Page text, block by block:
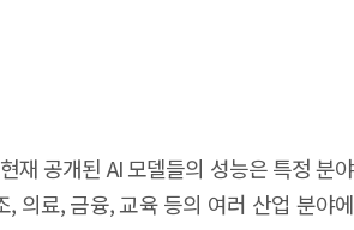
faced by SW companies in
limited access to local networks.
with the specific needs of the
should expand its
and achieve sustainable growth
제품 시연, 협업 등을 통해 생산성 향상
레퍼런스 확보를 통해 생태계를 구
시화되고 있다. 중장기적으로 산업 메
고려, 그리고 경영진과 직원의 기술
이 요구되는 방향으로 발전할 것으로
, 에너지 등 다양한 산업에서 성공 사례
재 공개된 AI 모델들의 성능은 특정 분
료, 금융, 교육 등의 여러 산업 분야에